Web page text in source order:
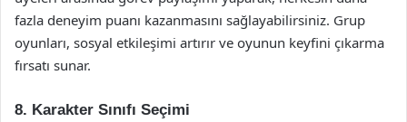
fazla deneyim puanı kazanmasını sağlayabilirsiniz. Grup
oyunları, sosyal etkileşimi artırır ve oyunun keyfini çıkarma
fırsatı sunar.
8. Karakter Sınıfı Seçimi